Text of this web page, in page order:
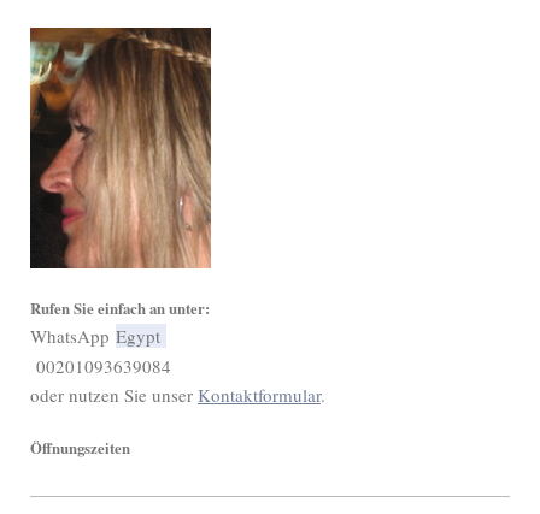
Rufen Sie einfach an unter:
WhatsApp Egypt
00201093639084
oder nutzen Sie unser Kontaktformular.
Öffnungszeiten